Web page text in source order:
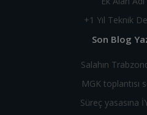
+1 Yıl Teknik
Son Blog
Salahın
MGK toplantısı
Süreç yasasına